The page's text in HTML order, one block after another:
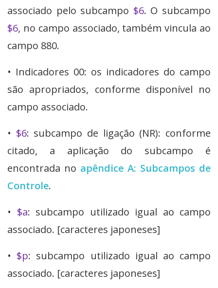
associado pelo subcampo $6. O subcampo
$6, no campo associado, também vincula ao
campo 880.
• Indicadores 00: os indicadores do campo
são apropriados, conforme disponível no
campo associado.
• $6: subcampo de ligação (NR): conforme
citado, a aplicação do subcampo é
encontrada no apêndice A: Subcampos de
Controle.
• $a: subcampo utilizado igual ao campo
associado. [caracteres japoneses]
• $p: subcampo utilizado igual ao campo
associado. [caracteres japoneses]